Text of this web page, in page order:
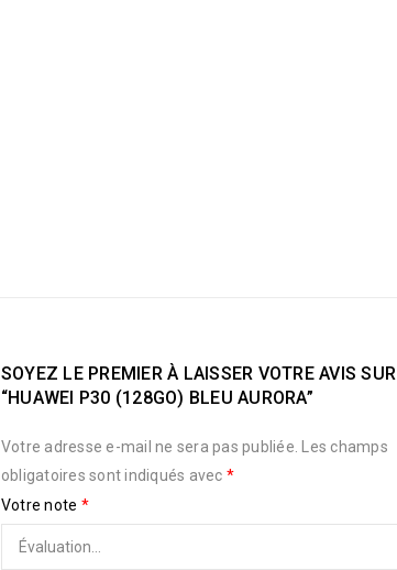
SOYEZ LE PREMIER À LAISSER VOTRE AVIS SUR
“HUAWEI P30 (128GO) BLEU AURORA”
Votre adresse e-mail ne sera pas publiée.
Les champs
obligatoires sont indiqués avec *
Votre note *